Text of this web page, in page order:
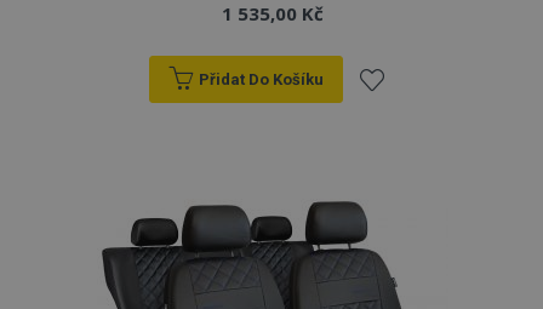
1 535,00 Kč
Přidat Do Košíku
oblíbeným